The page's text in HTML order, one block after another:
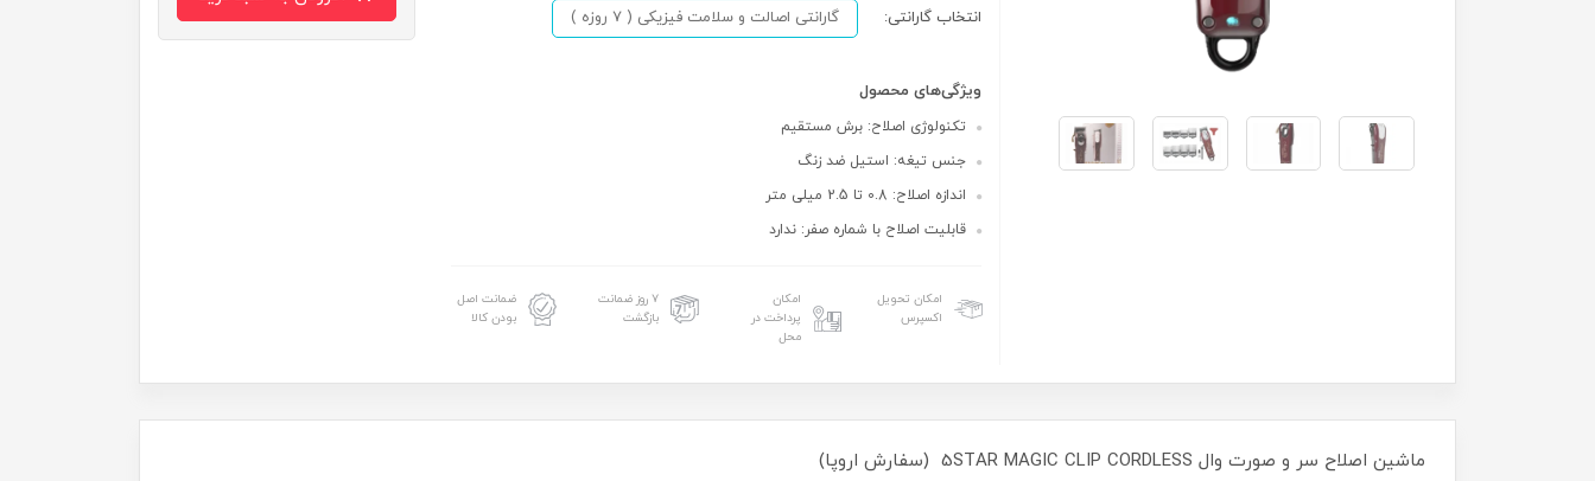
انتخاب گارانتی: گارانتی اصالت و سلامت فیزیکی ( 7 روزه )
ویژگی‌های محصول
تکنولوژی اصلاح: برش مستقیم
جنس تیغه: استیل ضد زنگ
اندازه اصلاح: 0.8 تا 2.5 میلی متر
قابلیت اصلاح با شماره صفر: ندارد
امکان تحویل
اکسپرس
امکان
پرداخت در
محل
۷ روز ضمانت
بازگشت
ضمانت اصل
بودن کالا
ماشین اصلاح سر و صورت وال 5STAR MAGIC CLIP CORDLESS (سفارش اروپا)